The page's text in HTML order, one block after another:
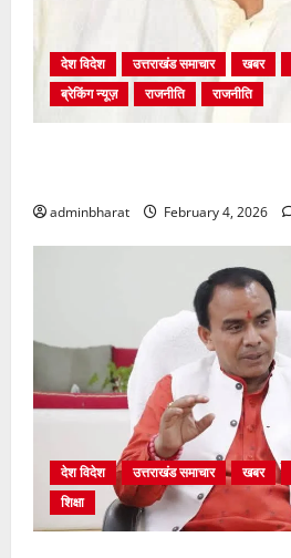
देश विदेश उत्तराखंड समाचार खबर
ब्रेकिंग न्यूज़
राजनीति राजनीति
adminbharat February 4, 2026
देश विदेश उत्तराखंड समाचार खबर
शिक्षा